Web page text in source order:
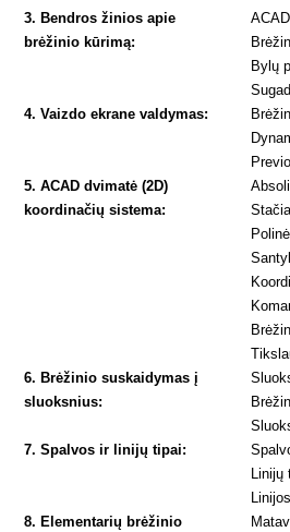
3. Bendros žinios apie
brėžinio kūrimą:
Bylų
4. Vaizdo ekrane valdymas:
5. ACAD dvimatė (2D)
koordinačių sistema:
6. Brėžinio suskaidymas į
sluoksnius:
7. Spalvos ir linijų tipai:
Linijų
8. Elementarių brėžinio